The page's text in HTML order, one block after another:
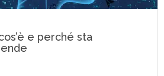
e perché sta